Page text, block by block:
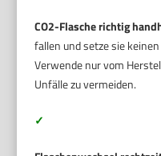
CO2-Flasche richtig
fallen und setze sie
Verwende nur vom
Unfälle zu vermeiden.
✓